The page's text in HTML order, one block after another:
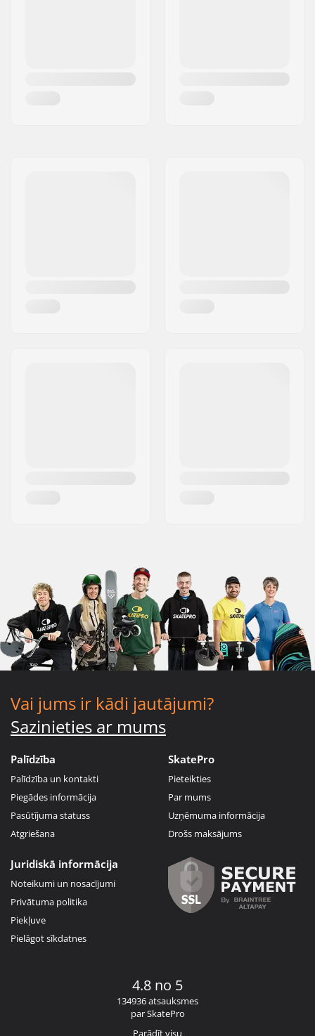
Vai jums ir kādi jautājumi?
Sazinieties ar mums
Palīdzība
Palīdzība un kontakti
Piegādes informācija
Pasūtījuma statuss
Atgriešana
SkatePro
Pieteikties
Par mums
Uzņēmuma informācija
Drošs maksājums
Juridiskā informācija
Noteikumi un nosacījumi
Privātuma politika
Piekļuve
Pielāgot sīkdatnes
4.8 no 5
134936 atsauksmes
par SkatePro
Parādīt visu